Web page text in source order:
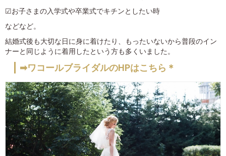
☑お子さまの入学式や卒業式でキチンとしたい時
などなど。
結婚式後も大切な日に身に着けたり、もったいないから普段のイン
ナーと同じように着用したという方も多くいました。
➡ワコールブライダルのHPはこちら＊